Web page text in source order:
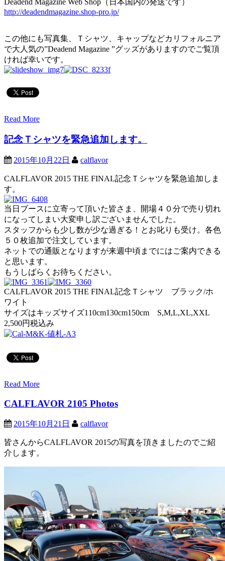
Deadend Magazine Web Shop（日本国内の発送です）
http://deadendmagazine.shop-pro.jp/
この他にも写真集、Ｔシャツ、キャップなどカリフォルニア
で大人気の”Deadend Magazine ”グッズがありますのでご覧頂
ければ幸いです。
Read More
記念Ｔシャツを緊急追加します。
2015年10月22日 calflavor
CALFLAVOR 2015 THE FINAL記念Ｔシャツを緊急追加しま
す。
当日ブースに立寄って頂いた皆さま、開場４０分で売り切れ
になってしまい大変申し訳ございませんでした。
スタッフからも少し数が少な過ぎる！とお叱りも受け。各色
５０枚追加で注文しています。
ネットでの通販となりますが来週中頃までにはご案内できる
と思います。
もうしばらくお待ちください。
CALFLAVOR 2015 THE FINAL記念Ｔシャツ ブラック/ホ
ワイト
サイズはキッズサイズ110cm130cm150cm S,M,L,XL,XXL
2,500円税込み
Read More
CALFLAVOR 2105 Photos
2015年10月21日 calflavor
皆さんからCALFLAVOR 2015の写真を頂きましたのでご紹
介します。